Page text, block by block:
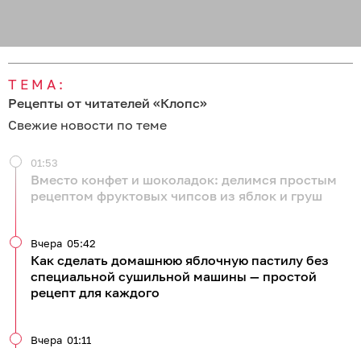
ТЕМА:
Рецепты от читателей «Клопс»
Свежие новости по теме
Вместо конфет и шоколадок: делимся простым
рецептом фруктовых чипсов из яблок и груш
01:53
Как сделать домашнюю яблочную пастилу без
специальной сушильной машины — простой
рецепт для каждого
Вчера 05:42
Вчера 01:11